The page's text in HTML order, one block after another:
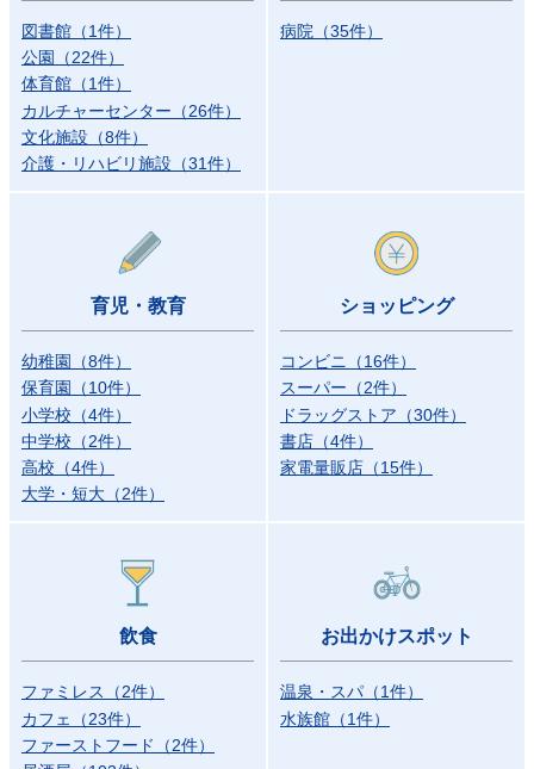
図書館 （1件）
公園
（22件）
体育館 （1件）
カルチャーセンター （26件）
文化施設 （8件）
介護・リハビリ施設 （31件）
病院 （35件）
育児・教育
幼稚園 （8件）
保育園
（10件）
小学校 （4件）
中学校 （2件）
高校 （4件）
大学・短大 （2件）
ショッピング
コンビニ （16件）
スーパー （2件）
ドラッグストア （30件）
書店 （4件）
家電量販店 （15件）
飲食
ファミレス （2件）
カフェ
（23件）
ファーストフード
（2件）
お出かけスポット
温泉・スパ （1件）
水族館 （1件）